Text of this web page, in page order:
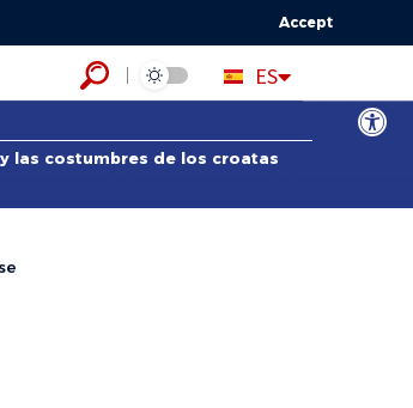
Abrir
Accept
ES
HR
EN
las costumbres de los croatas